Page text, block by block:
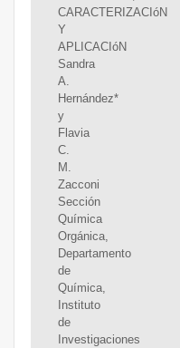
CARACTERIZACIóN
Y
APLICACIóN
Sandra
A.
Hernández*
y
Flavia
C.
M.
Zacconi
Sección
Química
Orgánica,
Departamento
de
Química,
Instituto
de
Investigaciones